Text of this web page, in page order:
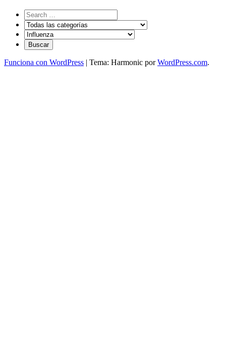
Funciona con WordPress | Tema: Harmonic porWordPress.com.